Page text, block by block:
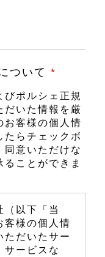
ついて *
びポルシェ正規
だいた情報を厳
お客様の個人情
たらチェックボ
同意いただけな
ことができま
（以下「当
客様の個人情
だいたサー
ービスな